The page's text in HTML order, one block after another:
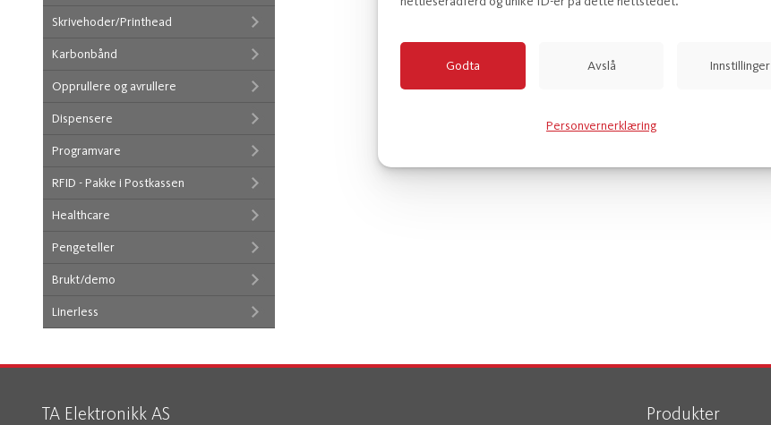
Skrivehoder/Printhead
Karbonbånd
Opprullere og avrullere
Dispensere
Programvare
RFID - Pakke i Postkassen
Healthcare
Pengeteller
Brukt/demo
Linerless
TA Elektronikk AS Produkter
Godta Avslå Innstillinger
Personvernerklæring